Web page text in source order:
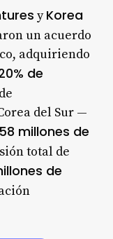
yKorea
un acuerdo
adquiriendo
de
del Sur —
millones de
total de
de